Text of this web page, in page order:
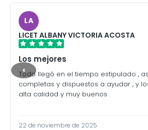
LA
LICET ALBANY VICTORIA ACOSTA
Los mejores
Todo llegó en el tiempo estipulado ,
completas y dispuestos a ayudar , y
alta calidad y muy buenos
22 de noviembre de 2025
‹